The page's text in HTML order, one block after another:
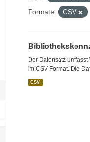
Formate:
CSV
Der Datensatz
im CSV-Format. Die
CSV